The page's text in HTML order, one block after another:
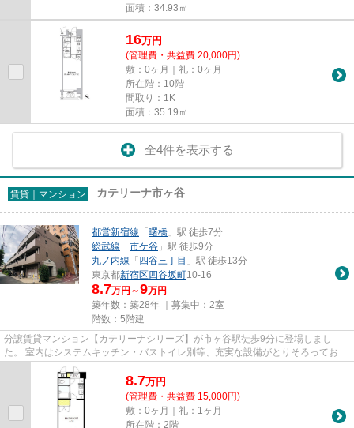
面積：34.93㎡
16万円
(管理費・共益費 20,000円)
敷：0ヶ月｜礼：0ヶ月
所在階：10階
間取り：1K
面積：35.19㎡
全4件を表示する
賃貸｜マンション カテリーナ市ヶ谷
都営新宿線 「 曙橋 」駅 徒歩7分
総武線 「 市ケ谷 」駅 徒歩9分
丸ノ内線 「 四谷三丁目 」駅 徒歩13分
東京都新宿区 四谷坂町10-16
8.7万円～9万円
築年数：築28年 ｜募集中： 2室
階数：5階建
分譲賃貸マンション【カテリーナシリーズ】が市ヶ谷駅徒歩9分に登場しまし
た。 室内はシステムキッチン・バストイレ別等、充実な設備がとりそろっており
ます。 もちろん分譲マンション...
8.7万円
(管理費・共益費 15,000円)
敷：0ヶ月｜礼：1ヶ月
所在階：2階